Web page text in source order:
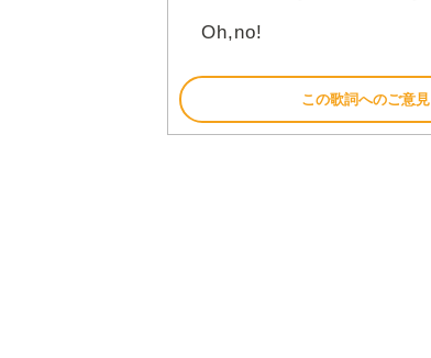
Oh,no!
この歌詞へのご意見